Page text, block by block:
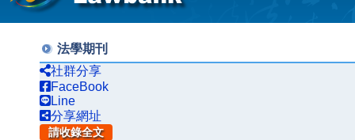
法學期刊
社群分享
FaceBook
Line
分享網址
請收錄全文